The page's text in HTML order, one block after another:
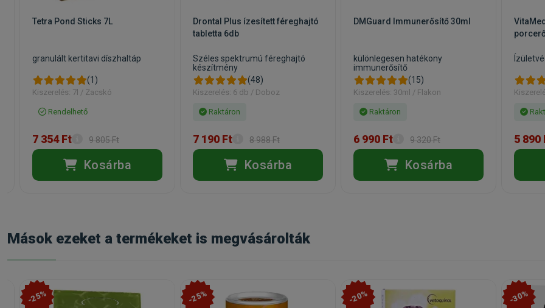
Tetra Pond Sticks 7L
granulált kertitavi díszhaltáp
(1)
Kiszerelés: 7l / Zacskó
Rendelhető
7 354 Ft 9 805 Ft
Kosárba
Drontal Plus ízesített féreghajtó
tabletta 6db
Széles spektrumú féreghajtó
készítmény
(48)
Kiszerelés: 6 db / Doboz
Raktáron
7 190 Ft 8 988 Ft
Kosárba
DMGuard Immunerősítő 30ml
különlegesen hatékony
immunerősítő
(15)
Kiszerelés: 30ml / Flakon
Raktáron
6 990 Ft 9 320 Ft
Kosárba
5 890
Mások ezeket a termékeket is megvásárolták
-25% -25% -20% -30%